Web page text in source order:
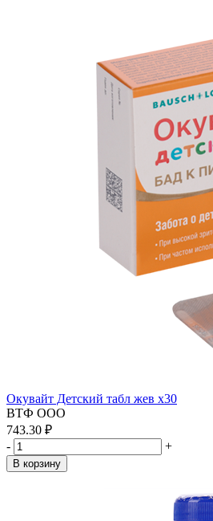
Окувайт Детский табл жев x30
ВТФ ООО
743.30 ₽
-
+
В корзину